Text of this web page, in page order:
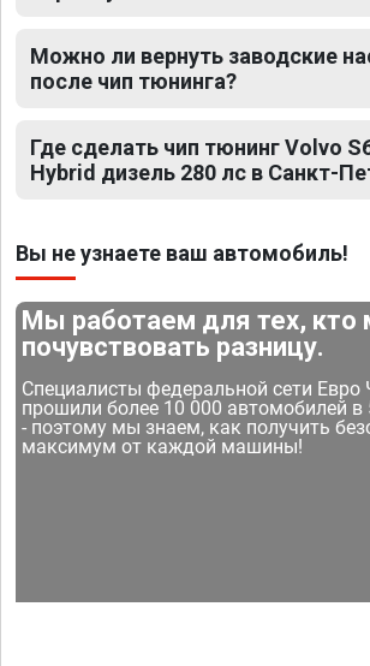
Можно ли вернуть заводские
после чип тюнинга?
Где сделать чип тюнинг Volvo
Hybrid дизель 280 лс в Санкт-
Вы не узнаете ваш автомобиль!
Мы работаем для тех, кто
почувствовать разницу.
Специалисты федеральной сети Евро
прошили более 10 000 автомобилей в
- поэтому мы знаем, как получить
максимум от каждой машины!